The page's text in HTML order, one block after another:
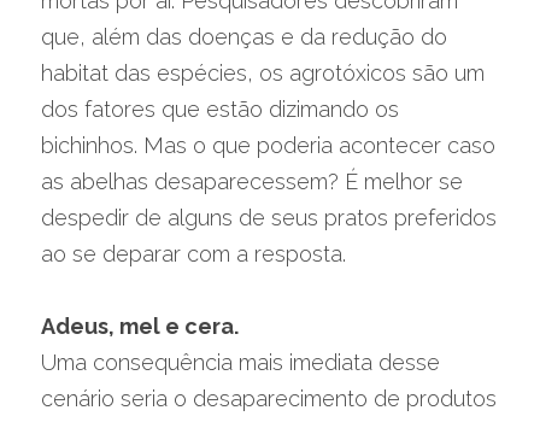
que, além das doenças e da redução do
habitat das espécies, os agrotóxicos são um
dos fatores que estão dizimando os
bichinhos. Mas o que poderia acontecer caso
as abelhas desaparecessem? É melhor se
despedir de alguns de seus pratos preferidos
ao se deparar com a resposta.
Adeus, mel e cera.
Uma consequência mais imediata desse
cenário seria o desaparecimento de produtos